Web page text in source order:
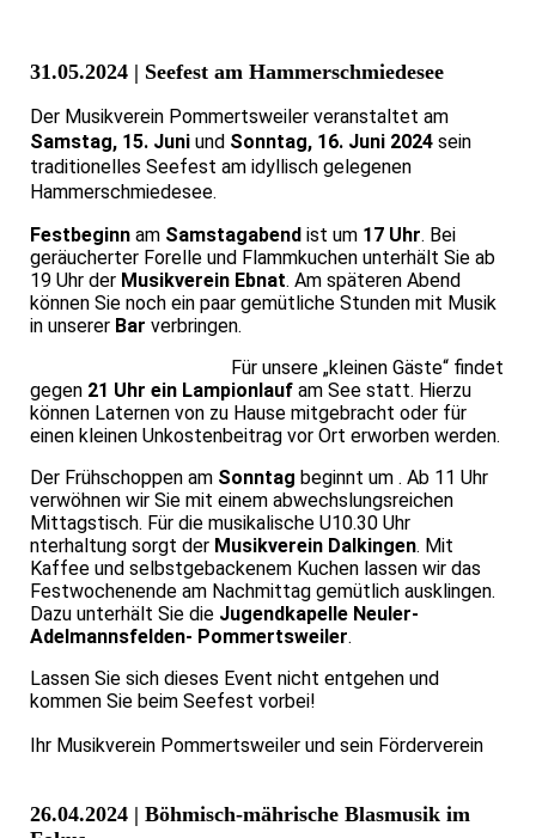
31.05.2024 | Seefest am Hammerschmiedesee
Der Musikverein Pommertsweiler veranstaltet am
Samstag, 15. Juni und Sonntag, 16. Juni 2024 sein
traditionelles Seefest am idyllisch gelegenen
Hammerschmiedesee.
Festbeginn am Samstagabend ist um 17 Uhr. Bei
geräucherter Forelle und Flammkuchen unterhält Sie ab
19 Uhr der Musikverein Ebnat. Am späteren Abend
können Sie noch ein paar gemütliche Stunden mit Musik
in unserer Bar verbringen.
Für unsere „kleinen Gäste“ findet
gegen 21 Uhr ein Lampionlauf am See statt. Hierzu
können Laternen von zu Hause mitgebracht oder für
einen kleinen Unkostenbeitrag vor Ort erworben werden.
Der Frühschoppen am Sonntag beginnt um . Ab 11 Uhr
verwöhnen wir Sie mit einem abwechslungsreichen
Mittagstisch. Für die musikalische U10.30 Uhr
nterhaltung sorgt der Musikverein Dalkingen. Mit
Kaffee und selbstgebackenem Kuchen lassen wir das
Festwochenende am Nachmittag gemütlich ausklingen.
Dazu unterhält Sie die Jugendkapelle Neuler-
Adelmannsfelden- Pommertsweiler.
Lassen Sie sich dieses Event nicht entgehen und
kommen Sie beim Seefest vorbei!
Ihr Musikverein Pommertsweiler und sein Förderverein
26.04.2024 | Böhmisch-mährische Blasmusik im